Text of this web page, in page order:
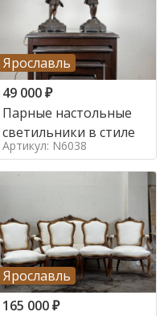
Ярославль
49 000₽
Парные настольные
светильники в стиле
Артикул: N6038
Ярославль
165 000₽